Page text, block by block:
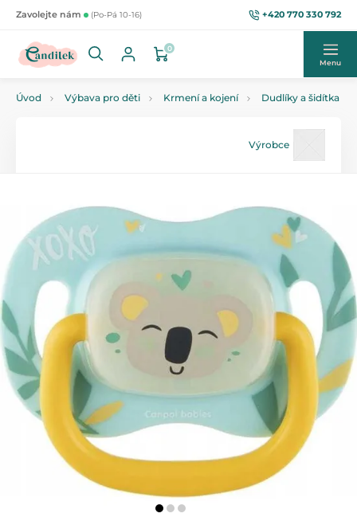
Zavolejte nám (Po-Pá 10-16) +420 770 330 792
0
Menu
Úvod Výbava pro děti Krmení a kojení Dudlíky a šidítka
Výrobce